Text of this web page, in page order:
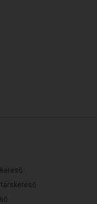
társkereső